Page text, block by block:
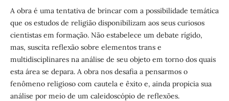
A obra é uma tentativa de brincar com a possibilidade temática
que os estudos de religião disponibilizam aos seus curiosos
cientistas em formação. Não estabelece um debate rígido,
mas, suscita reflexão sobre elementos trans e
multidisciplinares na análise de seu objeto em torno dos quais
esta área se depara. A obra nos desafia a pensarmos o
fenômeno religioso com cautela e êxito e, ainda propicia sua
análise por meio de um caleidoscópio de reflexões.